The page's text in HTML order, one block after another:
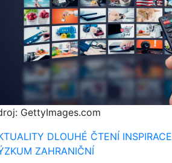
GettyImages.com
DLOUHÉ ČTENÍ INSPIRACE
ZAHRANIČNÍ